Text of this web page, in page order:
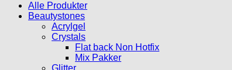
Alle Produkter
Beautystones
Acrylgel
Crystals
Flat back Non Hotfix
Mix Pakker